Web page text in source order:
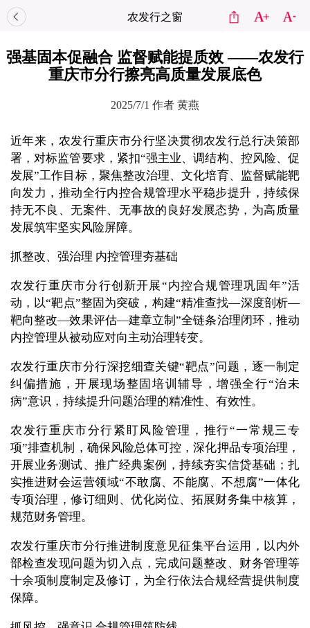
农发行之窗
强基固本促融合 监督赋能提质效 ——农发行
重庆市分行擦亮高质量发展底色
2025/7/1 作者 黄燕
近年来，农发行重庆市分行坚决贯彻农发行总行决策部
署，对标监管要求，紧扣“强主业、调结构、控风险、促
发展”工作目标，聚焦整改治理、文化培育、监督赋能靶
向发力，推动全行内控合规管理水平稳步提升，持续保
持无不良、无案件、无事故的良好发展态势，为高质量
发展筑牢坚实风险屏障。
抓整改、强治理 内控管理夯基础
农发行重庆市分行创新开展“内控合规管理巩固年”活
动，以“靶点”整固为突破，构建“精准查找—深度剖析—
靶向整改—效果评估—建章立制”全链条治理闭环，推动
内控管理从被动应对向主动治理转变。
农发行重庆市分行深挖细查关键“靶点”问题，逐一制定
纠偏措施，开展现场整固培训辅导，增强全行“治未
病”意识，持续提升问题治理的精准性、有效性。
农发行重庆市分行紧盯风险管理，推行“一常规三专
项”排查机制，确保风险总体可控，深化押品专项治理，
开展业务测试、推广经典案例，持续夯实信贷基础；扎
实推进财会运营领域“不敢腐、不能腐、不想腐”一体化
专项治理，修订细则、优化岗位、拓展财务集中核算，
规范财务管理。
农发行重庆市分行推进制度意见征集平台运用，以内外
部检查发现问题为切入点，完成问题整改、财务管理等
十余项制度制定及修订，为全行依法合规经营提供制度
保障。